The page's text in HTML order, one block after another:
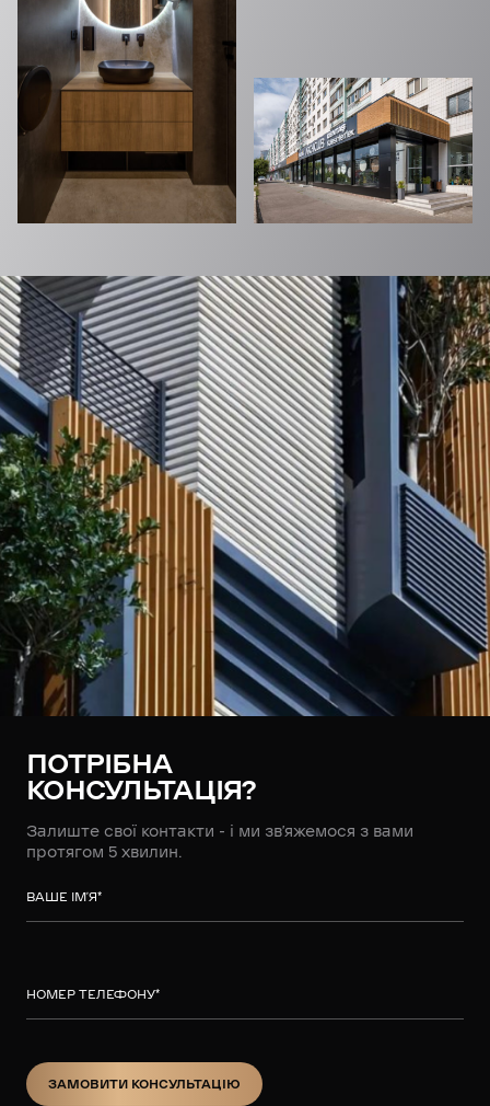
ПОТРІБНА
КОНСУЛЬТАЦІЯ?
Залиште свої контакти - і ми зв’яжемося з вами
протягом 5 хвилин.
ВАШЕ ІМ’Я*
НОМЕР ТЕЛЕФОНУ*
ЗАМОВИТИ КОНСУЛЬТАЦІЮ